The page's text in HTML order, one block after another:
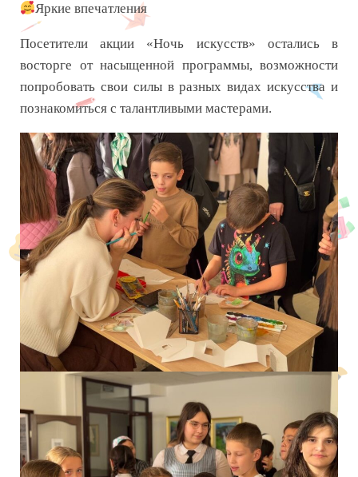
Яркие впечатления
Посетители акции «Ночь искусств» остались в
восторге от насыщенной программы, возможности
попробовать свои силы в разных видах искусства и
познакомиться с талантливыми мастерами.